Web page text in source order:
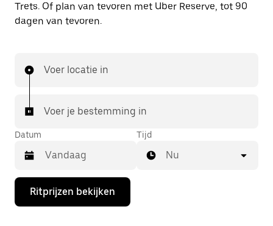
Trets. Of plan van tevoren met Uber Reserve, tot 90
dagen van tevoren.
Voer locatie in
Voer je bestemming in
Datum
Druk
de
Tijd
Nu
Ritprijzen bekijken